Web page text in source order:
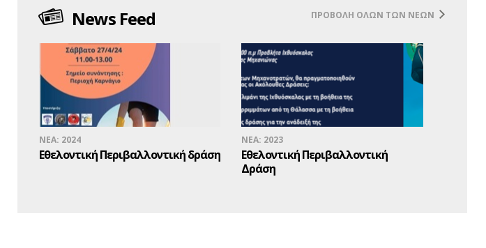
News Feed ΠΡΟΒΟΛΗ ΟΛΩΝ ΤΩΝ ΝΕΩΝ
ΝΕΑ: 2024
Εθελοντική Περιβαλλοντική δράση
ΝΕΑ: 2023
Εθελοντική Περιβαλλοντική
Δράση